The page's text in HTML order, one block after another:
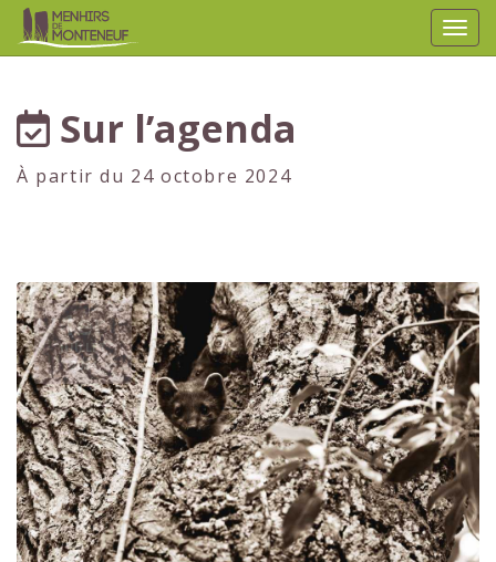
Sur l’agenda
À partir du 24 octobre 2024
1er
JUILLET
2024